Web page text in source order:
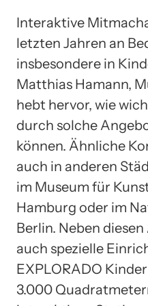
Interaktive
letzten Jahren an
insbesondere in
Matthias Hamann,
hebt hervor, wie
durch solche
können. Ähnliche
auch in anderen
im Museum für
Hamburg oder im
Berlin. Neben
auch spezielle
EXPLORADO
3.000